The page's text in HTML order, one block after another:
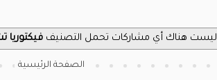
‏ليست هناك أي مشاركات تحمل التصنيف فيكتوريا
الصفحة الرئيسية